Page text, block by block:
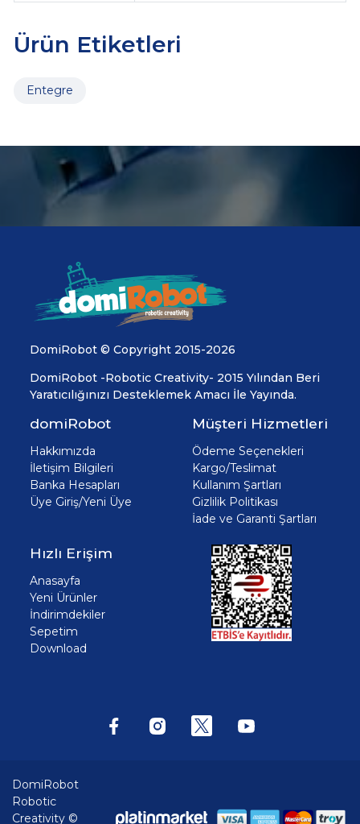
Ürün Etiketleri
Entegre
DomiRobot © Copyright 2015-2026
DomiRobot -Robotic Creativity- 2015 Yılından Beri
Yaratıcılığınızı Desteklemek Amacı İle Yayında.
domiRobot
Hakkımızda
İletişim Bilgileri
Banka Hesapları
Üye Giriş/Yeni Üye
Müşteri Hizmetleri
Ödeme Seçenekleri
Kargo/Teslimat
Kullanım Şartları
Gizlilik Politikası
İade ve Garanti Şartları
Hızlı Erişim
Anasayfa
Yeni Ürünler
İndirimdekiler
Sepetim
Download
DomiRobot
Robotic
Creativity ©